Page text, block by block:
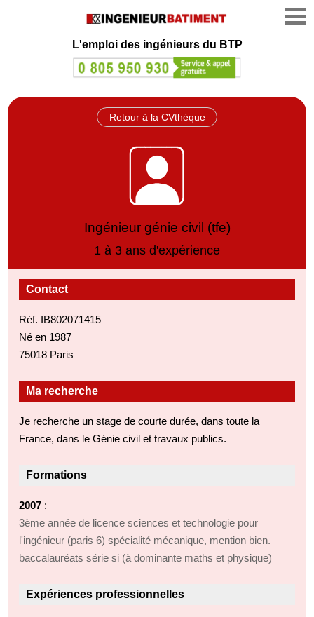
L'emploi des ingénieurs du BTP
Retour à la CVthèque
Ingénieur génie civil (tfe)
1 à 3 ans d'expérience
Contact
Réf. IB802071415
Né en 1987
75018 Paris
Ma recherche
Je recherche un stage de courte durée, dans toute la
France, dans le Génie civil et travaux publics.
Formations
2007 :
3ème année de licence sciences et technologie pour
l'ingénieur (paris 6) spécialité mécanique, mention bien.
baccalauréats série si (à dominante maths et physique)
Expériences professionnelles